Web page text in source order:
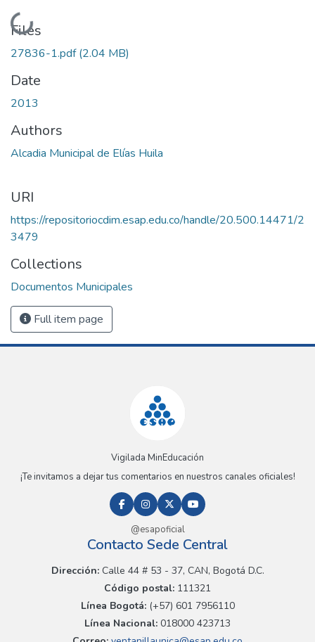
Loading...
Files
27836-1.pdf(2.04 MB)
Date
2013
Authors
Alcadia Municipal de Elías Huila
URI
https://repositoriocdim.esap.edu.co/handle/20.500.14471/2
3479
Collections
Documentos Municipales
Full item page
Vigilada MinEducación
¡Te invitamos a dejar tus comentarios en nuestros canales oficiales!
@esapoficial
Contacto Sede Central
Dirección:Calle 44 # 53 - 37, CAN, Bogotá D.C.
Código postal: 111321
Línea Bogotá:(+57) 601 7956110
Línea Nacional: 018000 423713